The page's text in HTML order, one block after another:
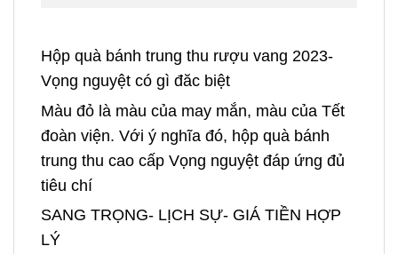
Hộp quà bánh trung thu rượu vang 2023-
Vọng nguyệt có gì đăc biệt
Màu đỏ là màu của may mắn, màu của Tết
đoàn viện. Với ý nghĩa đó, hộp quà bánh
trung thu cao cấp Vọng nguyệt đáp ứng đủ
tiêu chí
SANG TRỌNG- LỊCH SỰ- GIÁ TIỀN HỢP
LÝ